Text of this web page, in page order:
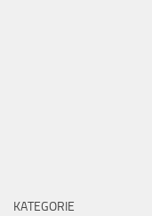
KATEGORIE